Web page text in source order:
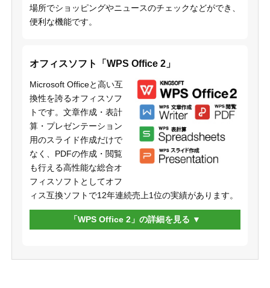
場所でショッピングやニュースのチェックなどができ、
便利な機能です。
オフィスソフト「WPS Office 2」
Microsoft Officeと高い互
換性を誇るオフィスソフ
トです。文章作成・表計
算・プレゼンテーション
用のスライド作成だけで
なく、PDFの作成・閲覧
も行える高性能な総合オ
フィスソフトとしてオフ
ィス互換ソフトで12年連続売上1位の実績があります。
「WPS Office 2」の詳細を見る